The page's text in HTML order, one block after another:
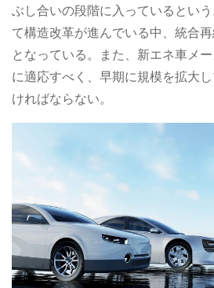
ぶし合いの段階に入っているとい
て構造改革が進んでいる中、統合
となっている。また、新エネ車メ
に適応すべく、早期に規模を拡大
ければならない。